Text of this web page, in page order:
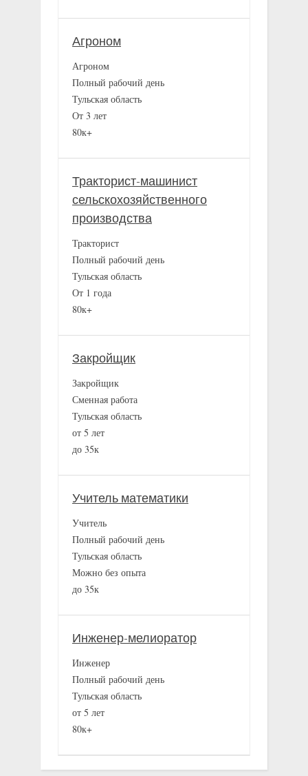
Агроном
Агроном
Полный рабочий день
Тульская область
От 3 лет
80к+
Тракторист-машинист
сельскохозяйственного
производства
Тракторист
Полный рабочий день
Тульская область
От 1 года
80к+
Закройщик
Закройщик
Сменная работа
Тульская область
от 5 лет
до 35к
Учитель математики
Учитель
Полный рабочий день
Тульская область
Можно без опыта
до 35к
Инженер-мелиоратор
Инженер
Полный рабочий день
Тульская область
от 5 лет
80к+